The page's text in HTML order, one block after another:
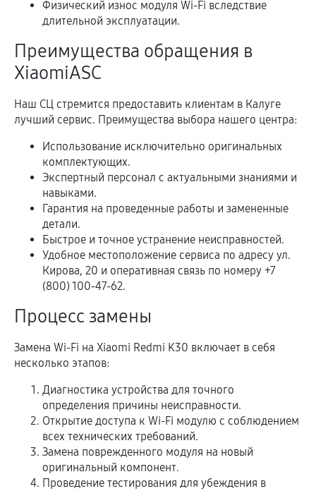
Физический износ модуля Wi-Fi вследствие
длительной эксплуатации.
Преимущества обращения в
XiaomiASC
Наш СЦ стремится предоставить клиентам в Калуге
лучший сервис. Преимущества выбора нашего центра:
Использование исключительно оригинальных
комплектующих.
Экспертный персонал с актуальными знаниями и
навыками.
Гарантия на проведенные работы и замененные
детали.
Быстрое и точное устранение неисправностей.
Удобное местоположение сервиса по адресу ул.
Кирова, 20 и оперативная связь по номеру +7
(800) 100-47-62.
Процесс замены
Замена Wi-Fi на Xiaomi Redmi K30 включает в себя
несколько этапов:
Диагностика устройства для точного
определения причины неисправности.
Открытие доступа к Wi-Fi модулю с соблюдением
всех технических требований.
Замена поврежденного модуля на новый
оригинальный компонент.
Проведение тестирования для убеждения в